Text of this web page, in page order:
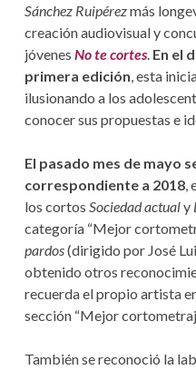
Sánchez Ruipérezmás
creación audiovisual y
jóvenes No te cortes. En el
primera edición, esta
ilusionando a los
conocer sus propuestas e
El pasado mes de mayo
correspondiente a 2018,
los cortos Sociedad actualy
categoría “Mejor
pardos(dirigido por José
obtenido otros
recuerda el propio artista
sección “Mejor
También se reconoció la